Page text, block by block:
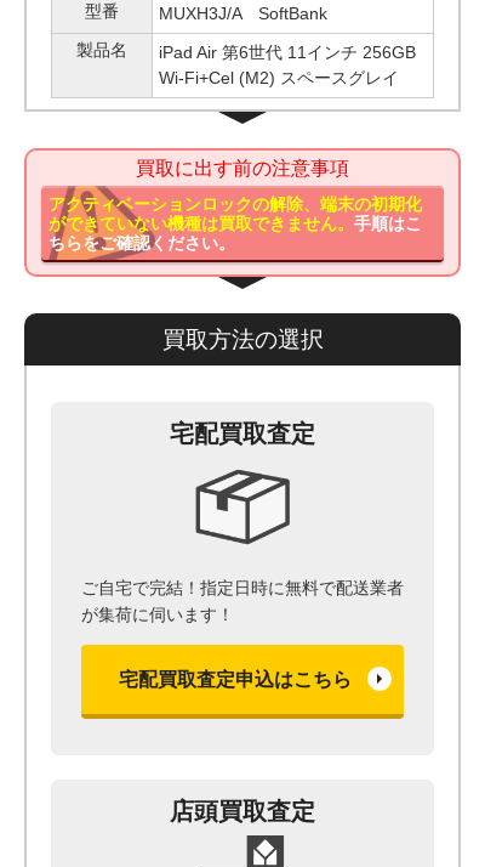
型番
MUXH3J/A SoftBank
製品名
iPad Air 第6世代 11インチ 256GB
Wi-Fi+Cel (M2) スペースグレイ
買取に出す前の注意事項
アクティベーションロックの解除、端末の初期化
ができていない機種は買取できません。手順はこ
ちらをご確認ください。
買取方法の選択
宅配買取査定
ご自宅で完結！指定日時に無料で配送業者
が集荷に伺います！
宅配買取査定申込はこちら
店頭買取査定